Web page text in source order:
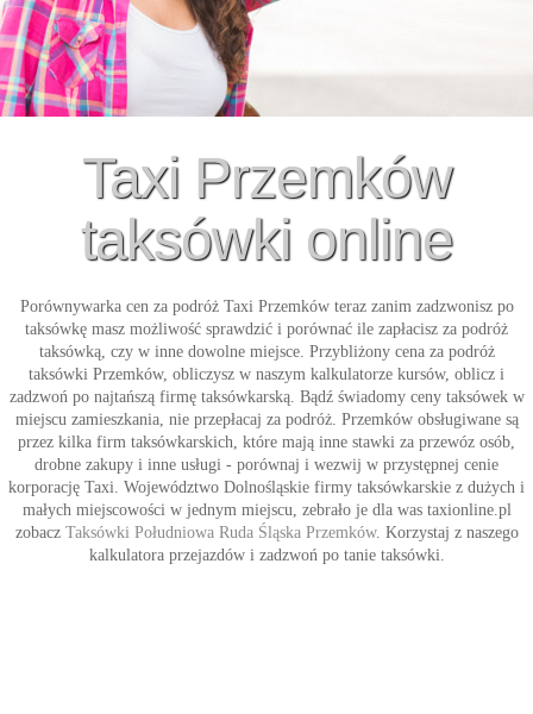
Taxi Przemków
taksówki online
Porównywarka cen za podróż Taxi Przemkówteraz zanim zadzwonisz po
taksówkę masz możliwość sprawdzić i porównać ile zapłacisz za podróż
taksówką, czy w inne dowolne miejsce. Przybliżony cena za podróż
taksówki Przemków, obliczysz w naszym kalkulatorze kursów, oblicz i
zadzwoń po najtańszą firmę taksówkarską. Bądź świadomy ceny taksówek w
miejscu zamieszkania, nie przepłacaj za podróż. Przemków obsługiwane są
przez kilka firm taksówkarskich, które mają inne stawki za przewóz osób,
drobne zakupy i inne usługi - porównaj i wezwij w przystępnej cenie
korporację Taxi. Województwo Dolnośląskie firmy taksówkarskie z dużych i
małych miejscowości w jednym miejscu, zebrało je dla was taxionline.pl
zobacz Taksówki Południowa Ruda Śląska Przemków. Korzystaj z naszego
kalkulatora przejazdów i zadzwoń po tanie taksówki.